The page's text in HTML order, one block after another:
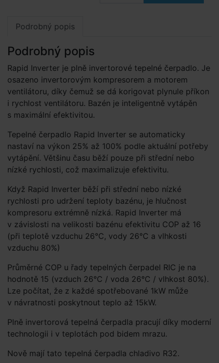
Podrobný popis
Podrobný popis
Rapid Inverter je plně invertorové tepelné čerpadlo. Je
osazeno invertorovým kompresorem a motorem
ventilátoru, díky čemuž se dá korigovat plynule příkon
i rychlost ventilátoru. Bazén je inteligentně vytápěn
s maximální efektivitou.
Tepelné čerpadlo Rapid Inverter se automaticky
nastaví na výkon 25% až 100% podle aktuální potřeby
vytápění. Většinu času běží pouze při střední nebo
nízké rychlosti, což maximalizuje efektivitu.
Když Rapid Inverter běží při střední nebo nízké
rychlosti pro udržení teploty bazénu, je hlučnost
kompresoru extrémně nízká. Rapid Inverter má
v závislosti na velikosti bazénu efektivitu COP až 16
(při teplotě vzduchu 26°C, vody 26°C a vlhkosti
vzduchu 80%)
Průměrné COP u řady tepelných čerpadel RIC je na
hodnotě 15 (vzduch 26°C / voda 26°C / vlhkost 80%).
Lze počítat, že z každé spotřebované 1kW může
v návratnosti poskytnout teplo až 15kW.
Plně invertorová tepelná čerpadla pracují díky moderní
technologii i v teplotách pod bidem mrazu.
Nově mají tato tepelná čerpadla chladivo R32.